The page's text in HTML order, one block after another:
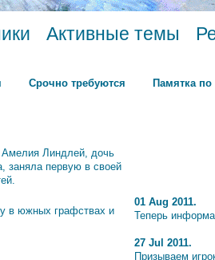
Активные темы
Срочно требуются Памятка по
Амелия Линдлей, дочь
заняла первую в своей
в южных графствах и
01 Aug 2011.
Теперь
27 Jul 2011.
Призываем